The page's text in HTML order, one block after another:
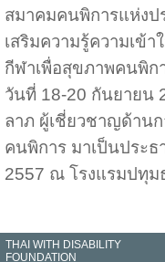
สมาคมคนพิการแห่งป
เสริมความรู้ความเข้า
กีฬาเพื่อสุขภาพคนพิก
วันที่ 18-20 กันยายน
ลาภ ผู้เชี่ยวชาญด้าน
คนพิการ มาเป็นประ
2557 ณ โรงแรมปทุม
THAI WITH DISABILITY
FOUNDATION